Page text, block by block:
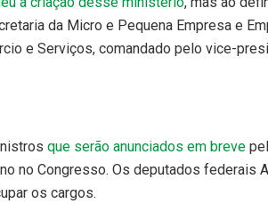
da Micro e Pequena Empresa e
e Serviços, comandado pelo vice-
que serão anunciados em breve
no Congresso. Os deputados federais
os cargos.